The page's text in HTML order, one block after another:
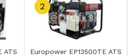
ATS
2
Europower EP13500TE ATS